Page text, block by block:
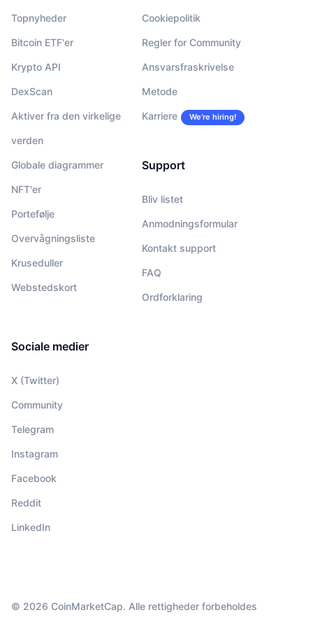
Topnyheder
Bitcoin ETF'er
Krypto API
DexScan
Aktiver fra den virkelige
verden
Globale diagrammer
NFT'er
Portefølje
Overvågningsliste
Kruseduller
Webstedskort
Cookiepolitik
Regler for Community
Ansvarsfraskrivelse
Metode
Karriere We’re hiring!
Support
Bliv listet
Anmodningsformular
Kontakt support
FAQ
Ordforklaring
Sociale medier
X (Twitter)
Community
Telegram
Instagram
Facebook
Reddit
LinkedIn
© 2026 CoinMarketCap. Alle rettigheder forbeholdes